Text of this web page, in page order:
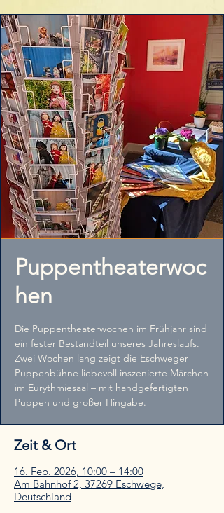
Puppentheaterwoc
hen
Die Puppentheaterwochen im Frühjahr sind
ein fester Bestandteil unseres Jahreslaufs.
Zwei Wochen lang zeigt die Eschweger
Puppenbühne liebevoll inszenierte Märchen
im Eurythmiesaal – mit handgefertigten
Puppen und großer Hingabe.
Zeit & Ort
16. Feb. 2026, 10:00 – 14:00
Am Bahnhof 2, 37269 Eschwege,
Deutschland